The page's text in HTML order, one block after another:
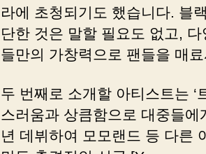
라에 초청되기도 했습니다. 블
단한 것은 말할 필요도 없고,
들만의 가창력으로 팬들을 매
두 번째로 소개할 아티스트는 ‘
스러움과 상큼함으로 대중들
년 데뷔하여 모모랜드 등 다른